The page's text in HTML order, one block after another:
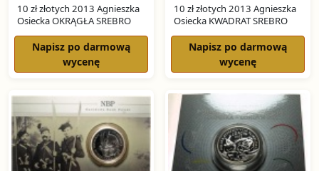
10 zł złotych 2013 Agnieszka
Osiecka OKRĄGŁA SREBRO
Napisz po darmową
wycenę
10 zł złotych 2013 Agnieszka
Osiecka KWADRAT SREBRO
Napisz po darmową
wycenę